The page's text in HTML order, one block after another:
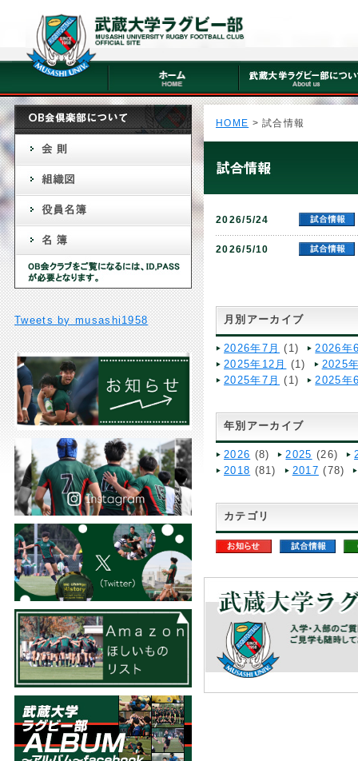
HOME > 試合情報
2026/5/24
2026/5/10
月別アーカイブ
2026年7月 (1)
2026年
2025年12月 (1)
2025
2025年7月 (1) 2025年
年別アーカイブ
2026 (8) 2025 (26)
2018 (81) 2017 (78)
カテゴリ
Tweets by musashi1958